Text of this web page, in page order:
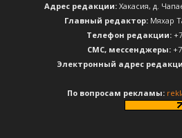
Адрес редакции:Хакасия, д.
Главный редактор: Мяхар
Телефон редакции:
CМС, мессенджеры:
Электронный адрес
По вопросам рекламы: